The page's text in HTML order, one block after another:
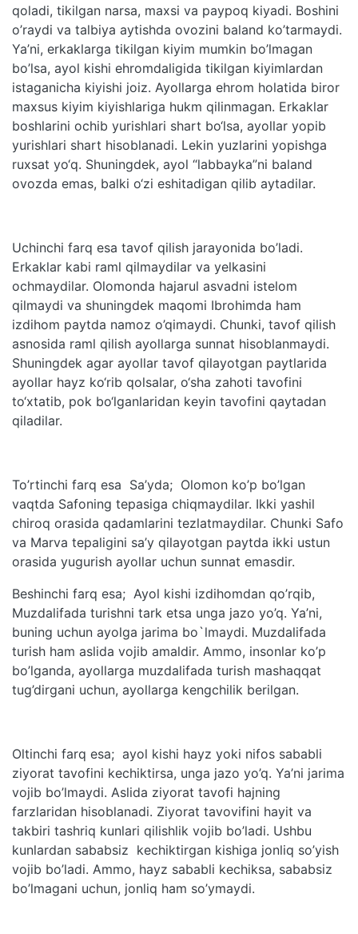
qoladi, tikilgan narsa, maxsi va paypoq kiyadi. Boshini
o’raydi va talbiya aytishda ovozini baland ko’tarmaydi.
Ya’ni, erkaklarga tikilgan kiyim mumkin bo’lmagan
bo’lsa, ayol kishi ehromdaligida tikilgan kiyimlardan
istaganicha kiyishi joiz. Ayollarga ehrom holatida biror
maxsus kiyim kiyishlariga hukm qilinmagan. Erkaklar
boshlarini ochib yurishlari shart bo‘lsa, ayollar yopib
yurishlari shart hisoblanadi. Lekin yuzlarini yopishga
ruxsat yo‘q. Shuningdek, ayol “labbayka”ni baland
ovozda emas, balki o‘zi eshitadigan qilib aytadilar.
Uchinchi farq esa tavof qilish jarayonida bo’ladi.
Erkaklar kabi raml qilmaydilar va yelkasini
ochmaydilar. Olomonda hajarul asvadni istelom
qilmaydi va shuningdek maqomi Ibrohimda ham
izdihom paytda namoz o’qimaydi. Chunki, tavof qilish
asnosida raml qilish ayollarga sunnat hisoblanmaydi.
Shuningdek agar ayollar tavof qilayotgan paytlarida
ayollar hayz ko‘rib qolsalar, o‘sha zahoti tavofini
to‘xtatib, pok bo‘lganlaridan keyin tavofini qaytadan
qiladilar.
To’rtinchi farq esa Sa’yda; Olomon ko’p bo’lgan
vaqtda Safoning tepasiga chiqmaydilar. Ikki yashil
chiroq orasida qadamlarini tezlatmaydilar. Chunki Safo
va Marva tepaligini sa’y qilayotgan paytda ikki ustun
orasida yugurish ayollar uchun sunnat emasdir.
Beshinchi farq esa; Ayol kishi izdihomdan qo’rqib,
Muzdalifada turishni tark etsa unga jazo yo’q. Ya’ni,
buning uchun ayolga jarima bo`lmaydi. Muzdalifada
turish ham aslida vojib amaldir. Ammo, insonlar ko’p
bo’lganda, ayollarga muzdalifada turish mashaqqat
tug’dirgani uchun, ayollarga kengchilik berilgan.
Oltinchi farq esa; ayol kishi hayz yoki nifos sababli
ziyorat tavofini kechiktirsa, unga jazo yo’q. Ya’ni jarima
vojib bo’lmaydi. Aslida ziyorat tavofi hajning
farzlaridan hisoblanadi. Ziyorat tavovifini hayit va
takbiri tashriq kunlari qilishlik vojib bo’ladi. Ushbu
kunlardan sababsiz kechiktirgan kishiga jonliq so’yish
vojib bo’ladi. Ammo, hayz sababli kechiksa, sababsiz
bo’lmagani uchun, jonliq ham so’ymaydi.